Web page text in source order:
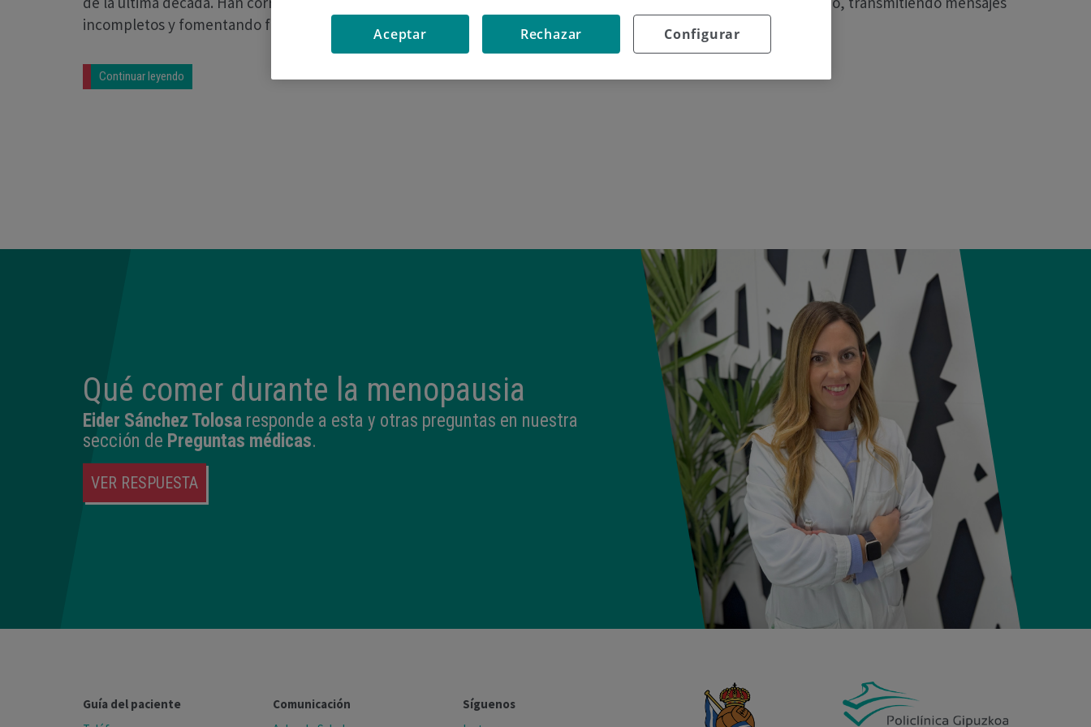
incompletos y fomentando falsas creencias.
Continuar leyendo
Qué comer durante la menopausia
Eider Sánchez Tolosa responde a esta y otras preguntas en nuestra
sección de Preguntas médicas.
VER RESPUESTA
Guía del paciente
Comunicación
Síguenos
Configurar
Rechazar
Aceptar